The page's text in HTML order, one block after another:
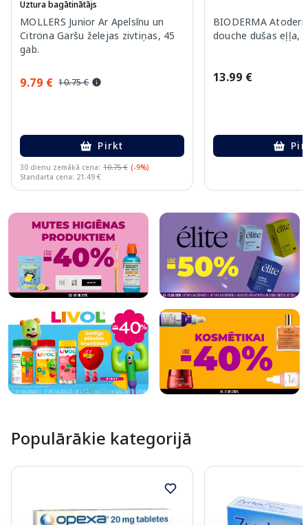
Uztura bagātinātājs
MOLLERS Junior Ar Apelsīnu un
Citrona Garšu želejas zivtiņas, 45
gab.
9.79 € 10.75 €
Pirkt
30 dienu zemākā cena: 10.75 € (-9%)
Standarta cena: 21.49 €
BIODERMA
douche dušas eļļa,
13.99 €
Populārākie kategorijā